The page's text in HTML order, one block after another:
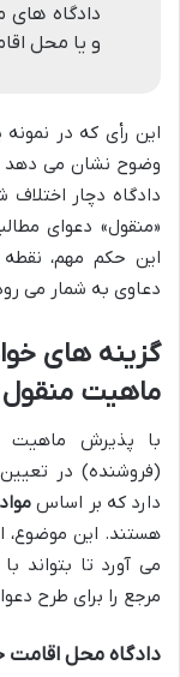
دادگاه های
و یا محل
این رأی که در
وضوح نشان می دهد
دادگاه دچار
«منقول» دعوای
این حکم مهم،
دعاوی به شمار می
گزینه های
ماهیت منقول
با پذیرش ماهیت
(فروشنده) در
دارد که بر اساس مواد ۱۱ و ۱۳ قانون آیین
هستند. این موضوع،
می آورد تا بتواند
مرجع را برای طرح
دادگاه محل اقامت خوانده (ماده ۱۱